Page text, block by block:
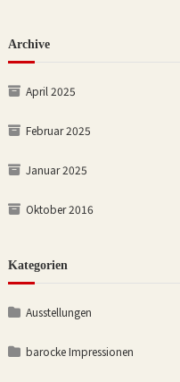
Archive
April 2025
Februar 2025
Januar 2025
Oktober 2016
Kategorien
Ausstellungen
barocke Impressionen